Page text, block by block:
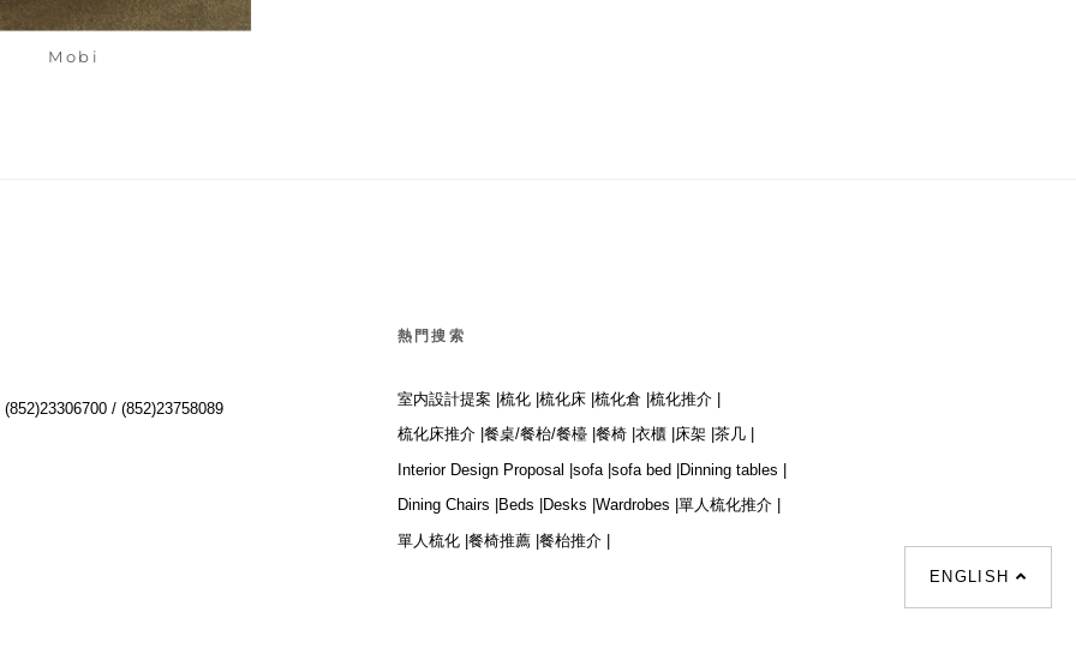
ENGLISH
Mobi
(852)23306700 / (852)23758089
熱門搜索
室内設計提案 | 梳化 | 梳化床 | 梳化倉 | 梳化推介 |
梳化床推介 | 餐桌/餐枱/餐檯 | 餐椅 | 衣櫃 | 床架 | 茶几 |
Interior Design Proposal | sofa | sofa bed |
Dinning tables |
Dining Chairs |
Beds | Desks | Wardrobes | 單人梳化推介 |
單人梳化 | 餐椅推薦 | 餐枱推介 |